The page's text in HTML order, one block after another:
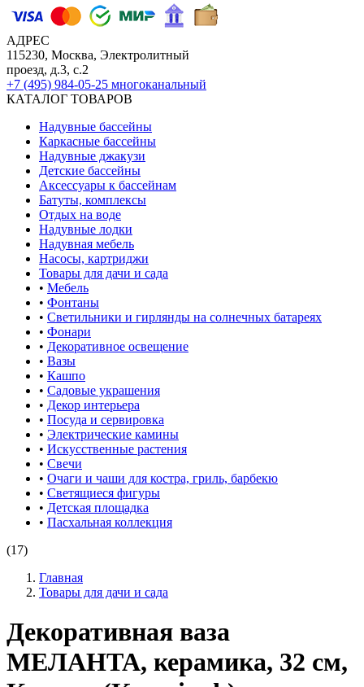
АДРЕС
115230, Москва, Электролитный
проезд, д.3, с.2
+7 (495) 984-05-25 многоканальный
КАТАЛОГ ТОВАРОВ
Надувные бассейны
Каркасные бассейны
Надувные джакузи
Детские бассейны
Аксессуары к бассейнам
Батуты, комплексы
Отдых на воде
Надувные лодки
Надувная мебель
Насосы, картриджи
Товары для дачи и сада
• Мебель
• Фонтаны
• Светильники и гирлянды на солнечных батареях
• Фонари
• Декоративное освещение
• Вазы
• Кашпо
• Садовые украшения
• Декор интерьера
• Посуда и сервировка
• Электрические камины
• Искусственные растения
• Свечи
• Очаги и чаши для костра, гриль, барбекю
• Светящиеся фигуры
• Детская площадка
• Пасхальная коллекция
(17)
Главная
Товары для дачи и сада
Декоративная ваза
МЕЛАНТА, керамика, 32 см,